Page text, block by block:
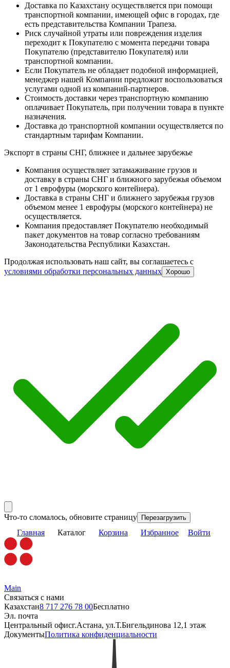
Доставка по Казахстану осуществляется при помощи
транспортной компании, имеющей офис в городах, где
есть представительства Компании Трапеза.
Риск случайной утраты или повреждения изделия
переходит к Покупателю с момента передачи товара
Покупателю (представителю Покупателя) или
транспортной компании.
Если Покупатель не обладает подобной информацией,
менеджер нашей Компании предложит воспользоваться
услугами одной из компаний-партнеров.
Стоимость доставки через транспортную компанию
оплачивает Покупатель, при получении товара в пункте
назначения.
Доставка до транспортной компании осуществляется по
стандартным тарифам Компании.
Экспорт в страны СНГ, ближнее и дальнее зарубежье
Компания осуществляет затамаживание грузов и
доставку в страны СНГ и ближного зарубежья объемом
от 1 еврофуры (морского контейнера).
Доставка в страны СНГ и ближнего зарубежья грузов
объемом менее 1 еврофуры (морского контейнера) не
осуществляется.
Компания предоставляет Покупателю необходимый
пакет документов на товар согласно требованиям
Законодательства Республики Казахстан.
Продолжая использовать наш сайт, вы соглашаетесь c
условиями обработки персональных данных Хорошо
Что-то сломалось, обновите страницу Перезагрузить
Главная Каталог Корзина Избранное Войти
Main
Связаться с нами
Казахстан8 717 276 78 00Бесплатно
Эл. почта
Центральный офисг.Астана, ул.Т.Бигельдинова 12,1 этаж
ДокументыПолитика конфиденциальности